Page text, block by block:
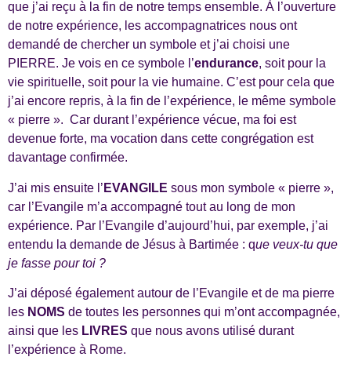
que j’ai reçu à la fin de notre temps ensemble. À l’ouverture
de notre expérience, les accompagnatrices nous ont
demandé de chercher un symbole et j’ai choisi une
PIERRE. Je vois en ce symbole l’endurance, soit pour la
vie spirituelle, soit pour la vie humaine. C’est pour cela que
j’ai encore repris, à la fin de l’expérience, le même symbole
« pierre ». Car durant l’expérience vécue, ma foi est
devenue forte, ma vocation dans cette congrégation est
davantage confirmée.
J’ai mis ensuite l’ EVANGILE sous mon symbole « pierre »,
car l’Evangile m’a accompagné tout au long de mon
expérience. Par l’Evangile d’aujourd’hui, par exemple, j’ai
entendu la demande de Jésus à Bartimée : que veux-tu que
je fasse pour toi ?
J’ai déposé également autour de l’Evangile et de ma pierre
les NOMS de toutes les personnes qui m’ont accompagnée,
ainsi que les LIVRES que nous avons utilisé durant
l’expérience à Rome.